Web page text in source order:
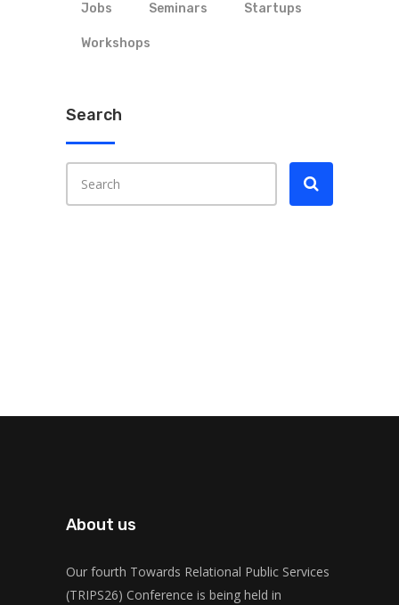
Jobs Seminars Startups
Workshops
Search
About us
Our fourth Towards Relational Public Services
(TRIPS26) Conference is being held in